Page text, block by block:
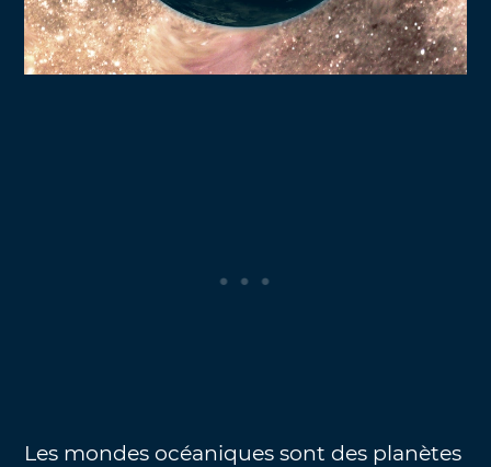
Les mondes océaniques sont des planètes